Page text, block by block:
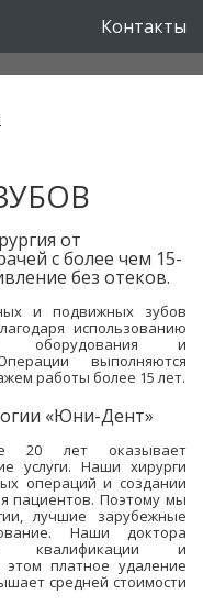
Контакты
от
с более чем 15-
без отеков.
и подвижных зубов
использованию
оборудования и
выполняются
работы более 15 лет.
«Юни-Дент»
20 лет оказывает
услуги. Наши хирурги
операций и создании
пациентов. Поэтому мы
лучшие зарубежные
Наши доктора
квалификации и
этом платное удаление
средней стоимости